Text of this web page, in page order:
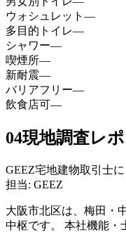
ウォシュレット —
多目的トイレ—
シャワー—
喫煙所—
新耐震—
バリアフリー—
飲食店可—
04現地調査レポ
GEEZ宅地建物取引士
担当: GEEZ
大阪市北区は、梅田・
中枢です。 本社機能・